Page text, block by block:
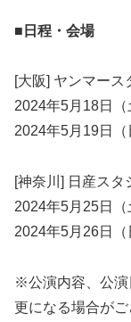
■日程・会場
[大阪] ヤンマース
2024年5月18日（
2024年5月19日（
[神奈川] 日産スタ
2024年5月25日（
2024年5月26日（
※公演内容、公演
更になる場合がご